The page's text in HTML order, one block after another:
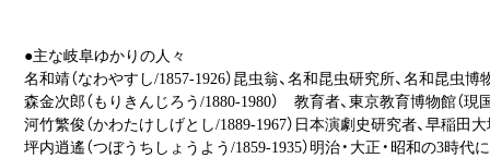
●主な岐阜ゆかりの人々
名和靖（なわやすし/1857-1926）昆虫翁、名和昆虫研究所、名和昆虫
森金次郎（もりきんじろう/1880-1980） 教育者、東京教育博物館（現
河竹繁俊（かわたけしげとし/1889-1967）日本演劇史研究者、早稲
坪内逍遙（つぼうちしょうよう/1859-1935）明治・大正・昭和の3時